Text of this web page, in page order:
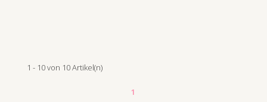
1 - 10 von 10 Artikel(n)
1